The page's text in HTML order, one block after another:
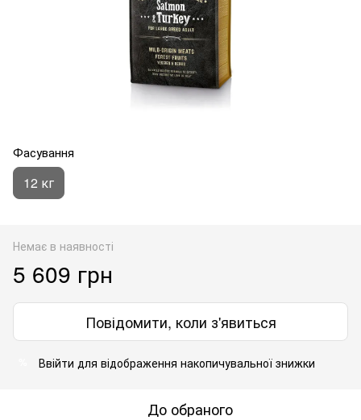
Фасування
12 кг
Немає в наявності
5 609 грн
Повідомити, коли з'явиться
Ввійти для відображення накопичувальної знижки
До обраного